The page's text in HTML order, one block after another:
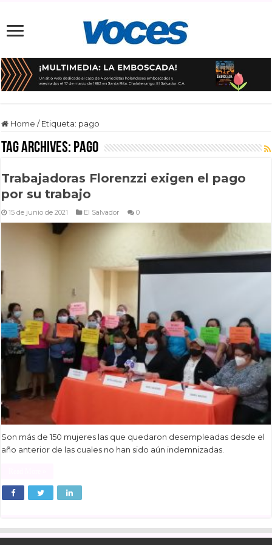
Home / Etiqueta: pago
Tag Archives: pago
Trabajadoras Florenzzi exigen el pago
por su trabajo
15 de junio de 2021 El Salvador 0
Son más de 150 mujeres las que quedaron desempleadas desde el
año anterior de las cuales no han sido aún indemnizadas.